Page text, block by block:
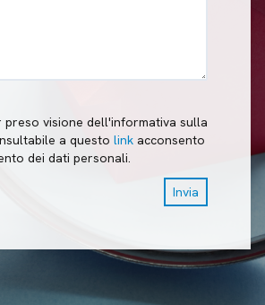
preso visione dell'informativa sulla
a questo link acconsento
dei dati personali.
Invia